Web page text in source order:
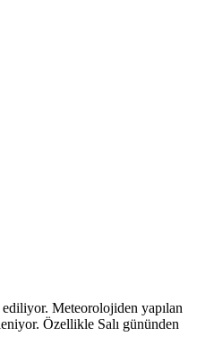
Meteorolojiden yapılan
Özellikle Salı gününden